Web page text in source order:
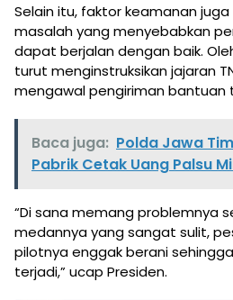
Selain itu, faktor keamanan
masalah yang menyebabkan
dapat berjalan dengan baik.
turut menginstruksikan jajaran
mengawal pengiriman bantuan
Baca juga: Polda Jawa
Pabrik Cetak Uang Palsu
“Di sana memang problemnya
medannya yang sangat sulit,
pilotnya enggak berani
terjadi,” ucap Presiden.